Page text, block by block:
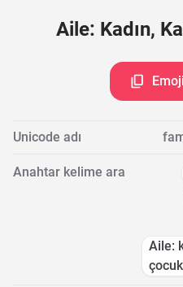
Aile: Kadın,
Unicode adı
Anahtar kelime ara
Aile:
çocuk